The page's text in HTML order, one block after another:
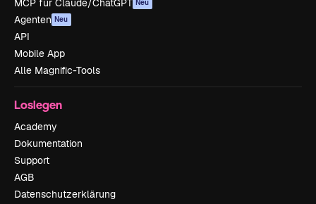
MCP für Claude/ChatGPT Neu
Agenten Neu
API
Mobile App
Alle Magnific-Tools
Loslegen
Academy
Dokumentation
Support
AGB
Datenschutzerklärung